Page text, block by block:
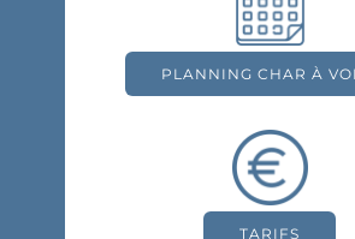
PLANNING CHAR À
TARIFS